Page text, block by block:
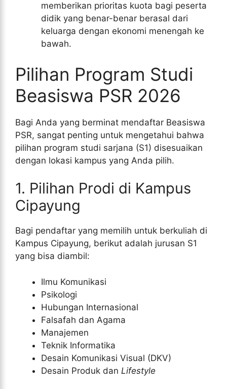
memberikan prioritas kuota bagi peserta
didik yang benar-benar berasal dari
keluarga dengan ekonomi menengah ke
bawah.
Pilihan Program Studi
Beasiswa PSR 2026
Bagi Anda yang berminat mendaftar Beasiswa
PSR, sangat penting untuk mengetahui bahwa
pilihan program studi sarjana (S1) disesuaikan
dengan lokasi kampus yang Anda pilih.
1. Pilihan Prodi di Kampus
Cipayung
Bagi pendaftar yang memilih untuk berkuliah di
Kampus Cipayung, berikut adalah jurusan S1
yang bisa diambil:
Ilmu Komunikasi
Psikologi
Hubungan Internasional
Falsafah dan Agama
Manajemen
Teknik Informatika
Desain Komunikasi Visual (DKV)
Desain Produk dan Lifestyle